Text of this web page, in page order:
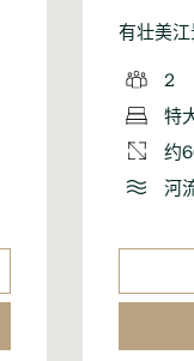
有壮美
2
特
约
河